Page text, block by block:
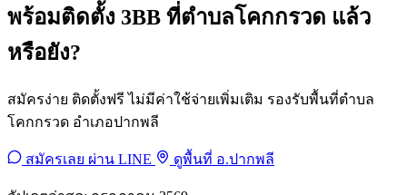
พร้อมติดตั้ง 3BB ที่ตำบลโคกกรวด แล้ว
หรือยัง?
สมัครง่าย ติดตั้งฟรี ไม่มีค่าใช้จ่ายเพิ่มเติม รองรับพื้นที่ตำบล
โคกกรวด อำเภอปากพลี
สมัครเลย ผ่าน LINE ดูพื้นที่ อ.ปากพลี